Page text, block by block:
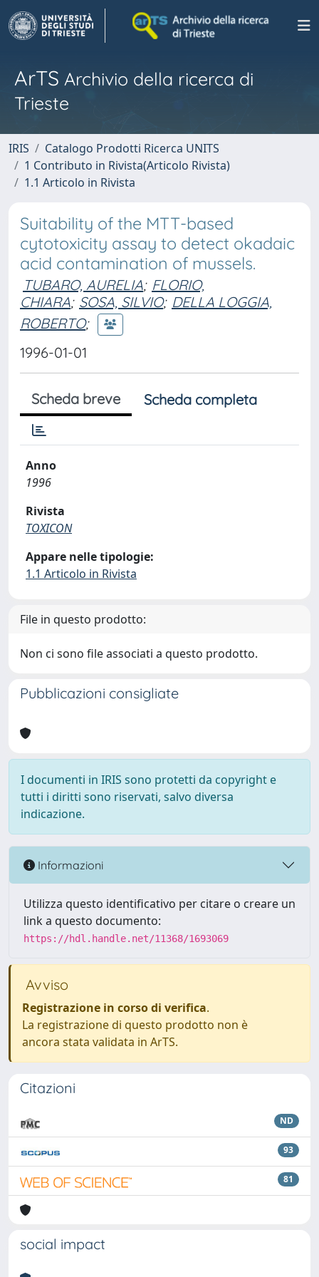
ArTS Archivio della ricerca di
Trieste
IRIS
Catalogo Prodotti Ricerca UNITS
1 Contributo in Rivista(Articolo Rivista)
1.1 Articolo in Rivista
Suitability of the MTT-based
cytotoxicity assay to detect okadaic
acid contamination of mussels.
TUBARO, AURELIA; FLORIO,
CHIARA; SOSA, SILVIO; DELLA LOGGIA,
ROBERTO;
1996-01-01
Scheda breve Scheda completa
Anno
1996
Rivista
TOXICON
Appare nelle tipologie:
1.1 Articolo in Rivista
File in questo prodotto:
Non ci sono file associati a questo prodotto.
Pubblicazioni consigliate
I documenti in IRIS sono protetti da copyright e
tutti i diritti sono riservati, salvo diversa
indicazione.
Informazioni
Utilizza questo identificativo per citare o creare un
link a questo documento:
https://hdl.handle.net/11368/1693069
Avviso
Registrazione in corso di verifica.
La registrazione di questo prodotto non è
ancora stata validata in ArTS.
Citazioni
ND
93
81
social impact